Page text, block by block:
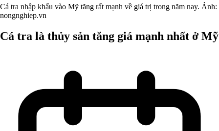
Cá tra nhập khẩu vào Mỹ tăng rất mạnh về giá trị trong năm nay. Ảnh:
nongnghiep.vn
Cá tra là thủy sản tăng giá mạnh nhất ở Mỹ